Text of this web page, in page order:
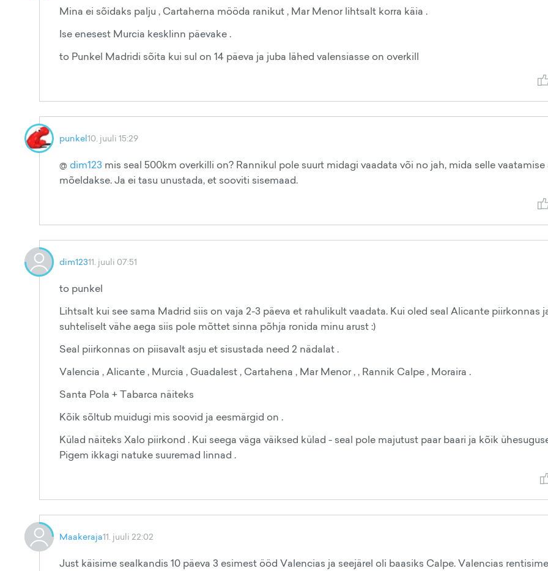
Mina ei sõidaks palju , Cartaherna mööda ranikut , Mar Menor lihtsalt korra käia .
Ise enesest Murcia kesklinn päevake .
to Punkel Madridi sõita kui sul on 14 päeva ja juba lähed valensiasse on overkill
punkel10. juuli 15:29
@dim123 mis seal 500km overkilli on? Rannikul pole suurt midagi vaadata või no jah, mida selle vaatamise
mõeldakse. Ja ei tasu unustada, et sooviti sisemaad.
dim12311. juuli 07:51
to punkel
Lihtsalt kui see sama Madrid siis on vaja 2-3 päeva et rahulikult vaadata. Kui oled seal Alicante piirkonnas
suhteliselt vähe aega siis pole mõttet sinna põhja ronida minu arust :)
Seal piirkonnas on piisavalt asju et sisustada need 2 nädalat .
Valencia , Alicante , Murcia , Guadalest , Cartahena , Mar Menor , , Rannik Calpe , Moraira .
Santa Pola + Tabarca näiteks
Kõik sõltub muidugi mis soovid ja eesmärgid on .
Külad näiteks Xalo piirkond . Kui seega väga väiksed külad - seal pole majutust paar baari ja kõik
Pigem ikkagi natuke suuremad linnad .
Maakeraja11. juuli 22:02
Just käisime sealkandis 10 päeva 3 esimest ööd Valencias ja seejärel oli baasiks Calpe. Valencias rentisime